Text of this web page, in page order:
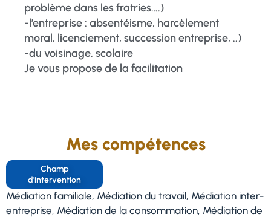
problème dans les fratries….)
-l’entreprise : absentéisme, harcèlement
moral, licenciement, succession entreprise, ..)
-du voisinage, scolaire
Je vous propose de la facilitation
Mes compétences
Champ
d'intervention
Médiation familiale, Médiation du travail, Médiation inter-
entreprise, Médiation de la consommation, Médiation de